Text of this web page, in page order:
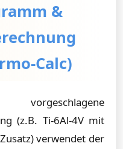
&
Calc)
(z.B. Ti-6Al-4V mit
verwendet der